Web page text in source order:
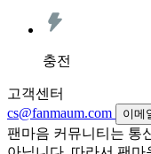
충전
고객센터
cs@fanmaum.com
이메
팬마음 커뮤니티는 통